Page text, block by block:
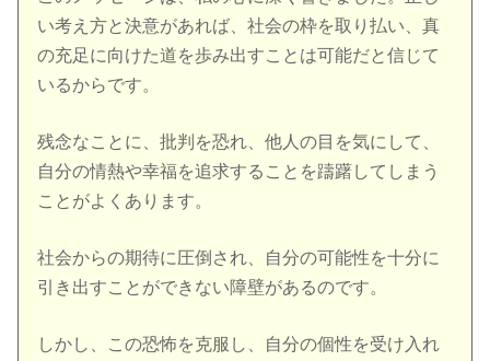
い考え方と決意があれば、社会の枠を取り払い、真
の充足に向けた道を歩み出すことは可能だと信じて
いるからです。
残念なことに、批判を恐れ、他人の目を気にして、
自分の情熱や幸福を追求することを躊躇してしまう
ことがよくあります。
社会からの期待に圧倒され、自分の可能性を十分に
引き出すことができない障壁があるのです。
しかし、この恐怖を克服し、自分の個性を受け入れ